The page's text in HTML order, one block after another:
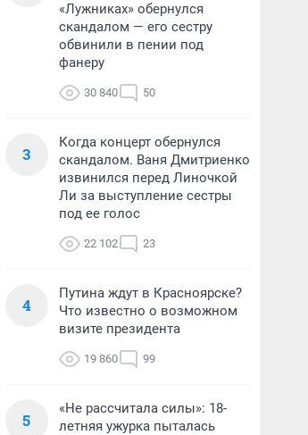
«Лужниках» обернулся
скандалом — его сестру
обвинили в пении под
фанеру
30 840 50
3
Когда концерт обернулся
скандалом. Ваня Дмитриенко
извинился перед Линочкой
Ли за выступление сестры
под ее голос
22 102 23
4
Путина ждут в Красноярске?
Что известно о возможном
визите президента
19 860 99
5
«Не рассчитала силы»: 18-
летняя ужурка пыталась